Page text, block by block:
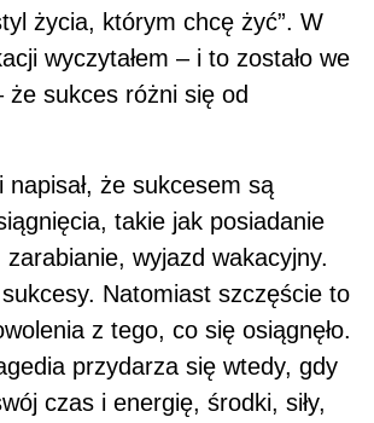
życia, którym chcę żyć”. W
wyczytałem – i to zostało we
że sukces różni się od
że sukcesem są
takie jak posiadanie
wyjazd wakacyjny.
sukcesy. Natomiast szczęście to
z tego, co się osiągnęło.
przydarza się wtedy, gdy
czas i energię, środki, siły,